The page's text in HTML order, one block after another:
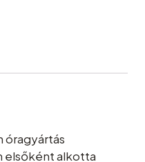
óragyártás
elsőként alkotta